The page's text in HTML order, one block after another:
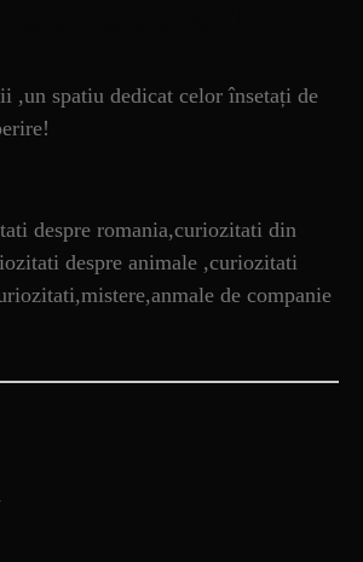
,un spatiu dedicat celor însetați de
despre romania,curiozitati din
despre animale ,curiozitati
de companie